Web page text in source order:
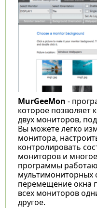
MurGeeMon -
которое позволяет
двух мониторов,
Вы можете легко
монитора,
контролировать
мониторов и
программы
мультимониторных
перемещение окна
всех мониторов
другое.